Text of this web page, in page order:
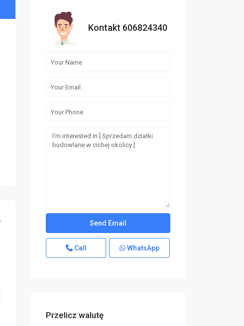
Kontakt 606824340
Call WhatsApp
Przelicz walutę